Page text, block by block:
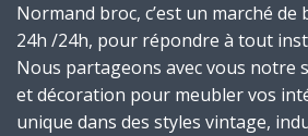
Normand broc, c’est un marché
24h /24h, pour répondre à tout
Nous partageons avec vous notre
et décoration pour meubler vos
unique dans des styles vintage,